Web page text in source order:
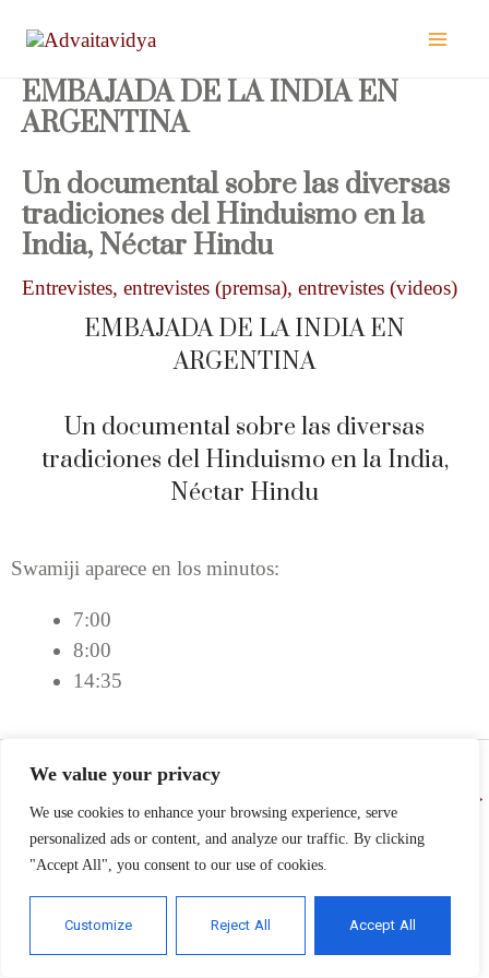
We value your privacy
We use cookies to enhance your browsing experience, serve
personalized ads or content, and analyze our traffic. By clicking
"Accept All", you consent to our use of cookies.
Customize Reject All Accept All
contingut
EMBAJADA DE LA INDIA EN
ARGENTINA
Un documental sobre las diversas
tradiciones del Hinduismo en la
India, Néctar Hindu
Entrevistes, entrevistes (premsa), entrevistes (videos)
EMBAJADA DE LA INDIA EN
ARGENTINA
Un documental sobre las diversas
tradiciones del Hinduismo en la India,
Néctar Hindu
Swamiji aparece en los minutos:
7:00
8:00
14:35
→